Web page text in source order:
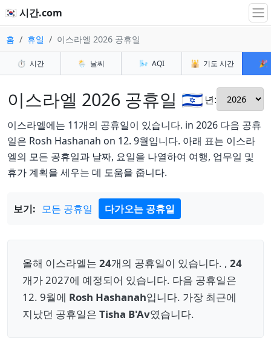
🇰🇷 시간.com
홈 휴일 이스라엘 2026 공휴일
⏱️ 시간 🌦️ 날씨 🌬️ AQI 🕌 기도 시간 🎉
이스라엘 2026 공휴일 🇮🇱 년:
이스라엘에는 11개의 공휴일이 있습니다. in 2026 다음 공휴
일은 Rosh Hashanah on 12. 9월입니다. 아래 표는 이스라
엘의 모든 공휴일과 날짜, 요일을 나열하여 여행, 업무일 및
휴가 계획을 세우는 데 도움을 줍니다.
보기: 모든 공휴일 다가오는 공휴일
올해 이스라엘는 24개의 공휴일이 있습니다. , 24
개가 2027에 예정되어 있습니다. 다음 공휴일은
12. 9월에 Rosh Hashanah입니다. 가장 최근에
지났던 공휴일은 Tisha B'Av였습니다.